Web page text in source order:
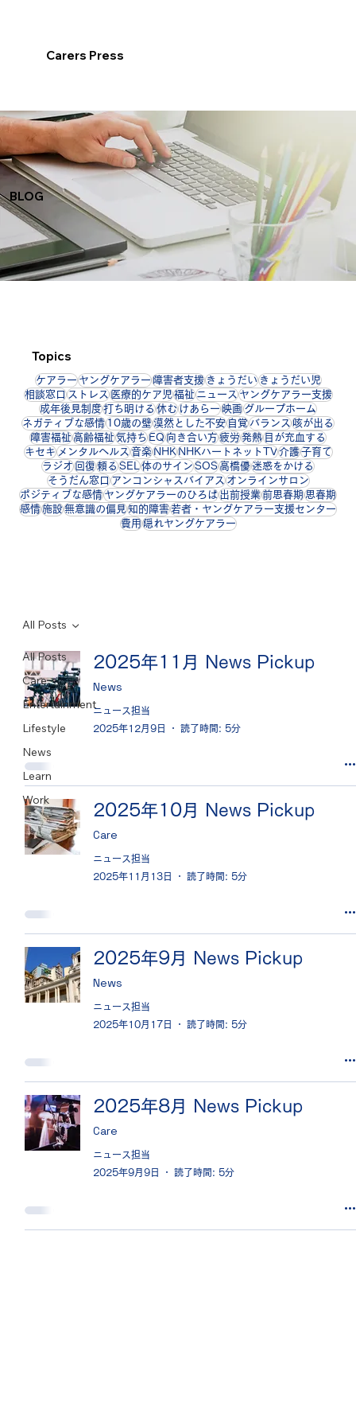
Carers Press
BLOG
All Posts
Care
Entertainment
Lifestyle
News
Learn
Work
All Posts
2025年11月 News Pickup
News
ニュース担当
2025年12月9日
読了時間: 5分
2025年10月 News Pickup
Care
ニュース担当
2025年11月13日
読了時間: 5分
2025年9月 News Pickup
News
ニュース担当
2025年10月17日
読了時間: 5分
2025年8月 News Pickup
Care
ニュース担当
2025年9月9日
読了時間: 5分
Topics
ケアラーヤングケアラー障害者支援きょうだいきょうだい児
相談窓口ストレス医療的ケア児福祉ニュースヤングケアラー支援
成年後見制度打ち明ける休むけあらー映画グループホーム
ネガティブな感情10歳の壁漠然とした不安自覚バランス咳が出る
障害福祉高齢福祉気持ちEQ向き合い方疲労発熱目が充血する
キセキメンタルヘルス音楽NHKNHKハートネットTV介護子育て
ラジオ回復頼るSEL体のサインSOS高橋優迷惑をかける
そうだん窓口アンコンシャスバイアスオンラインサロン
ポジティブな感情ヤングケアラーのひろば出前授業前思春期思春期
感情施設無意識の偏見知的障害若者・ヤングケアラー支援センター
費用隠れヤングケアラー